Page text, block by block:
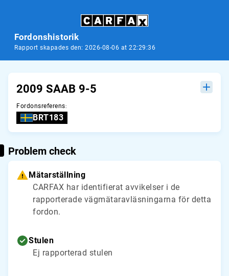
Fordonshistorik
Rapport skapades den: 2026-08-06 at 22:29:36
2009 SAAB 9-5
Fordonsreferens:
BRT183
Problem check
Mätarställning
CARFAX har identifierat avvikelser i de
rapporterade vägmätaravläsningarna för detta
fordon.
Stulen
Ej rapporterad stulen